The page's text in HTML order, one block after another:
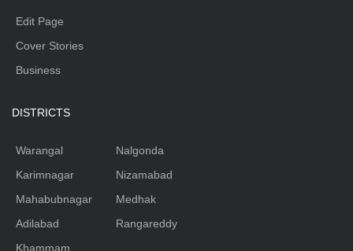
Edit Page
Cover Stories
Business
DISTRICTS
Warangal
Karimnagar
Mahabubnagar
Adilabad
Khammam
Nalgonda
Nizamabad
Medhak
Rangareddy